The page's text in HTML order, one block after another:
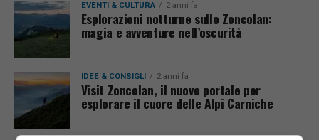
EVENTI & CULTURA 2 anni fa
Esplorazioni notturne sullo Zoncolan:
magia e avventure nell’oscurità
IDEE & CONSIGLI 2 anni fa
Visit Zoncolan, il nuovo portale per
esplorare il cuore delle Alpi Carniche